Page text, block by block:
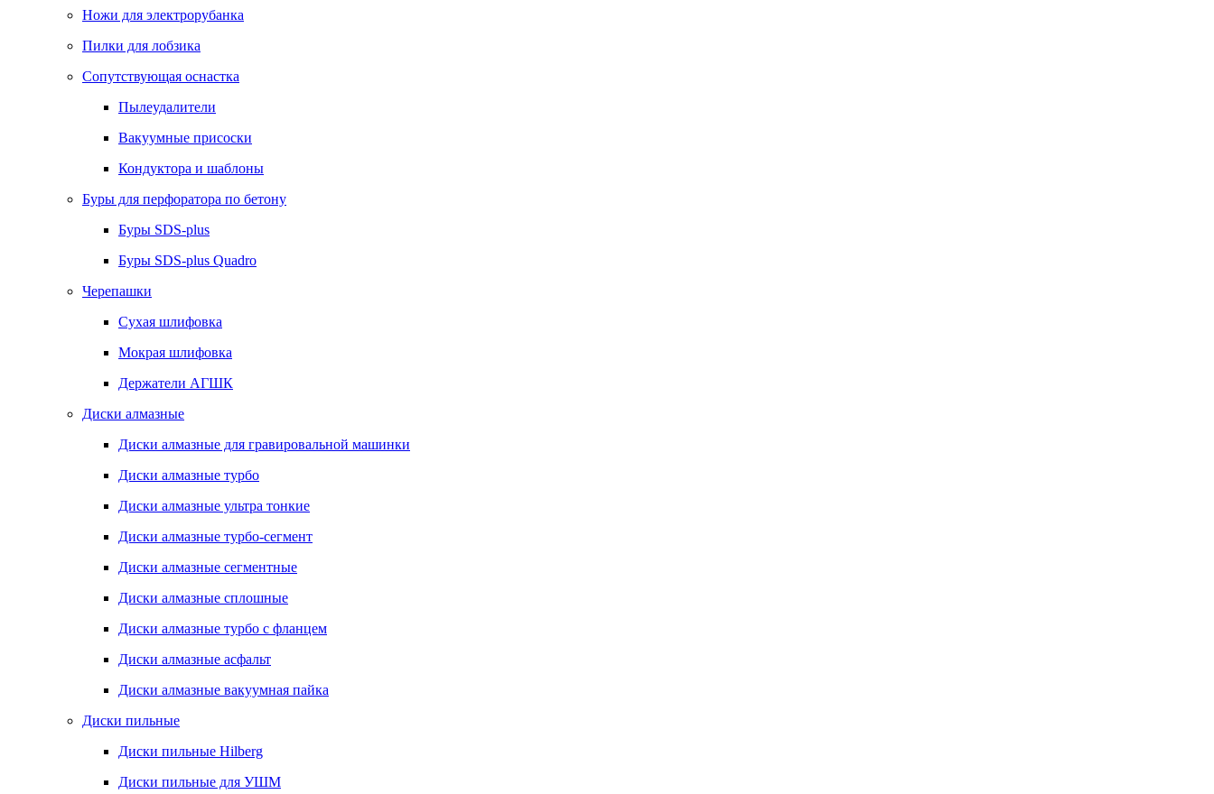
Ножи для электрорубанка
Пилки для лобзика
Сопутствующая оснастка
Пылеудалители
Вакуумные присоски
Кондуктора и шаблоны
Буры для перфоратора по бетону
Буры SDS-plus
Буры SDS-plus Quadro
Черепашки
Сухая шлифовка
Мокрая шлифовка
Держатели АГШК
Диски алмазные
Диски алмазные для гравировальной машинки
Диски алмазные турбо
Диски алмазные ультра тонкие
Диски алмазные турбо-сегмент
Диски алмазные сегментные
Диски алмазные сплошные
Диски алмазные турбо с фланцем
Диски алмазные асфальт
Диски алмазные вакуумная пайка
Диски пильные
Диски пильные Hilberg
Диски пильные для УШМ